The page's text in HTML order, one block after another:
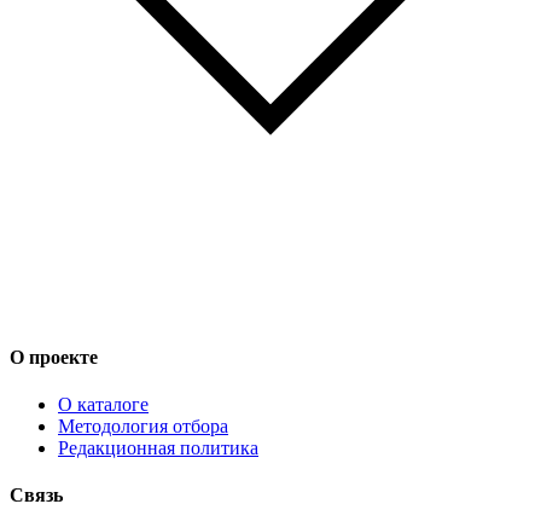
О проекте
О каталоге
Методология отбора
Редакционная политика
Связь